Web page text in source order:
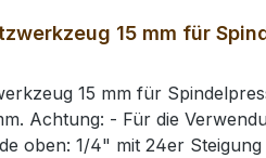
15 mm für
15 mm für
Achtung: - Für die
oben: 1/4" mit 24er